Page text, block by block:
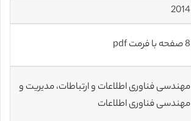
2014
8 صفحه با فرمت pdf
مهندسی فناوری اطلاعات و ارتباطات، مدیریت و
مهندسی فناوری اطلاعات